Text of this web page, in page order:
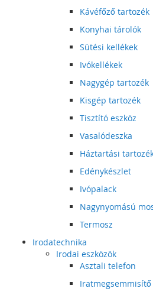
Kávéfőző tartozék
Konyhai tárolók
Sütési kellékek
Ivókellékek
Nagygép tartozék
Kisgép tartozék
Tisztító eszköz
Vasalódeszka
Háztartási
Edénykészlet
Ivópalack
Nagynyomású
Termosz
Irodatechnika
Irodai eszközök
Asztali telefon
Iratmegsemmisítő